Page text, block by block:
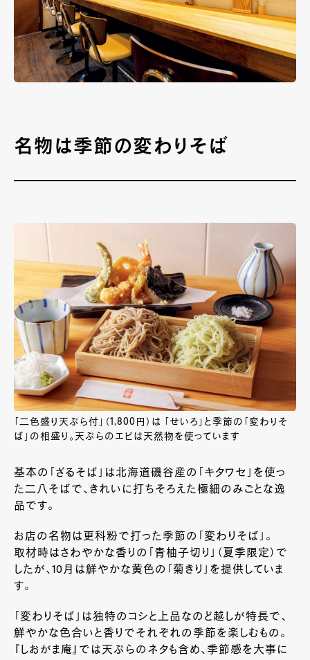
名物は季節の変わりそば
「二色盛り天ぷら付」（1,800円）は 「せいろ」と季節の「変わりそ
ば」の相盛り。天ぷらのエビは天然物を使っています
基本の「ざるそば」は北海道磯谷産の「キタワセ」を使っ
た二八そばで、きれいに打ちそろえた極細のみごとな逸
品です。
お店の名物は更科粉で打った季節の「変わりそば」。
取材時はさわやかな香りの「青柚子切り」（夏季限定）で
したが、10月は鮮やかな黄色の「菊きり」を提供していま
す。
「変わりそば」は独特のコシと上品なのど越しが特長で、
鮮やかな色合いと香りでそれぞれの季節を楽しむもの。
『しおがま庵』では天ぷらのネタも含め、季節感を大事に